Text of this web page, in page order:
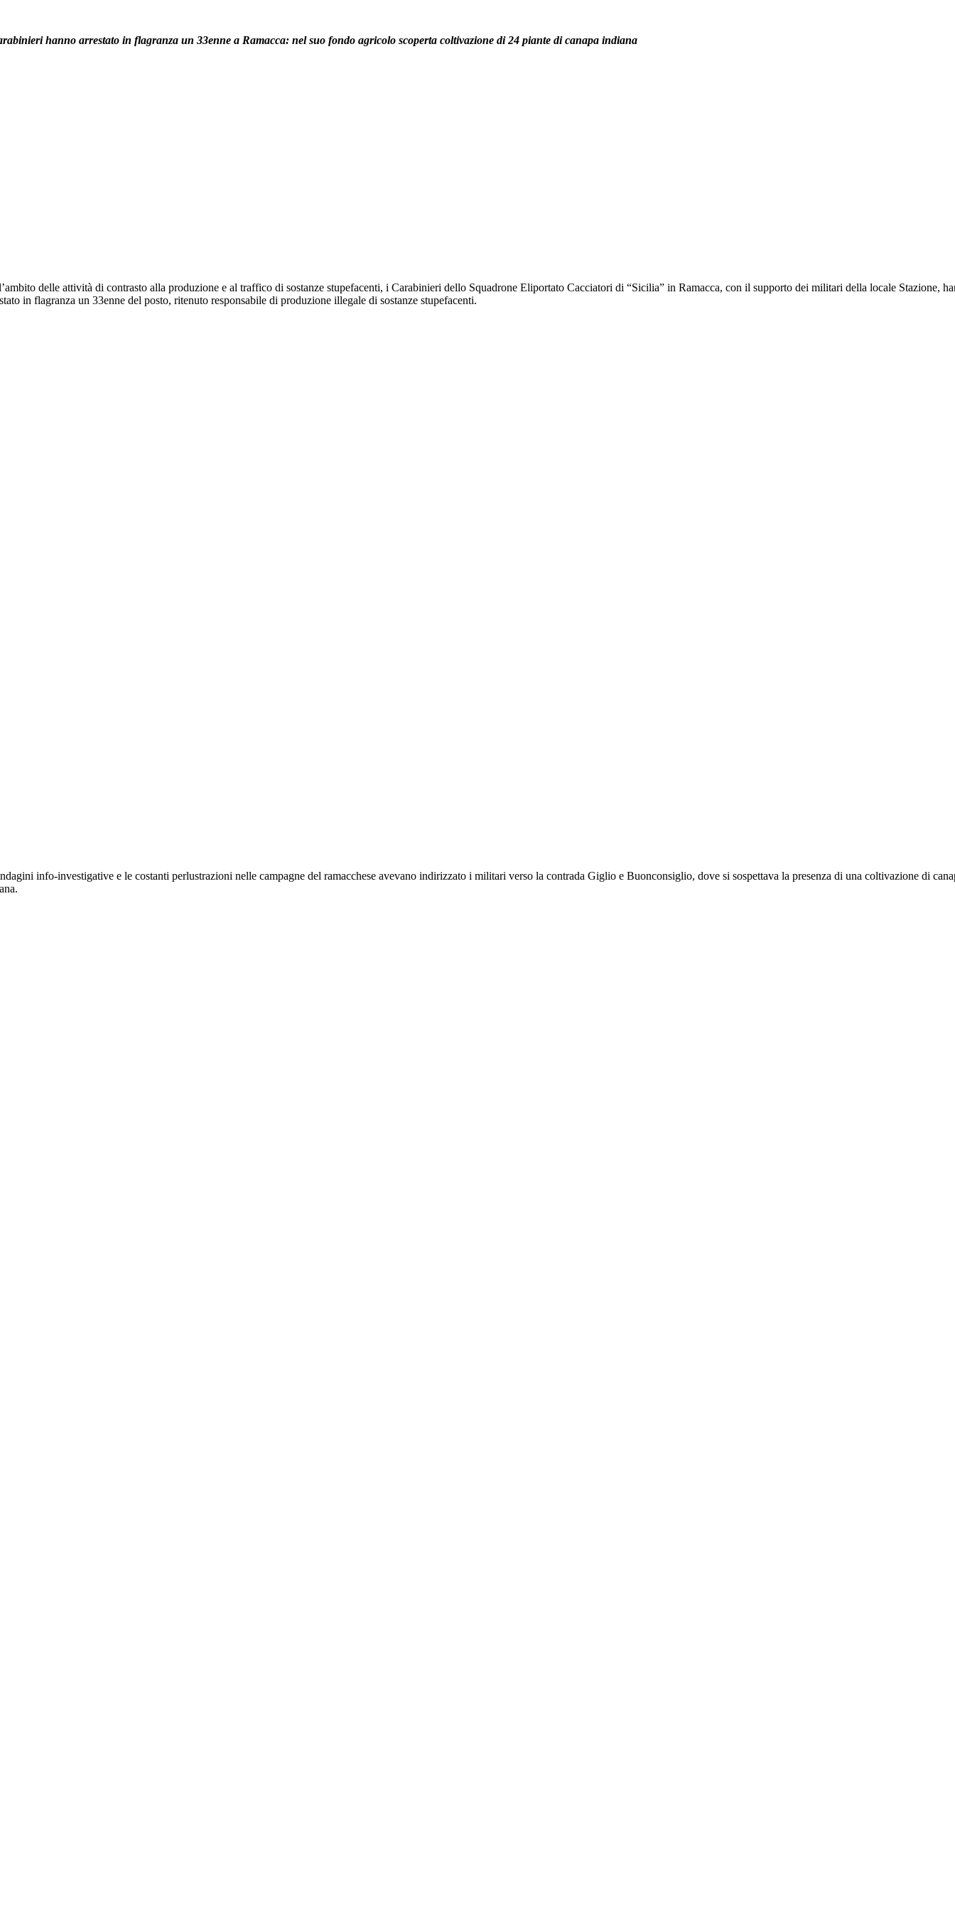
hanno arrestato in flagranza un 33enne a Ramacca: nel suo fondo agricolo scoperta coltivazione di 24 piante di canapa indiana
delle attività di contrasto alla produzione e al traffico di sostanze stupefacenti, i Carabinieri dello Squadrone Eliportato Cacciatori di “Sicilia” in Ramacca, con il supporto dei militari della locale Stazione,
in flagranza un 33enne del posto, ritenuto responsabile di produzione illegale di sostanze stupefacenti.
info-investigative e le costanti perlustrazioni nelle campagne del ramacchese avevano indirizzato i militari verso la contrada Giglio e Buonconsiglio, dove si sospettava la presenza di una coltivazione di